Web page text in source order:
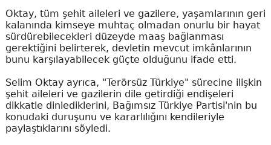
Oktay, tüm şehit aileleri ve gazilere, yaşamlarının geri
kalanında kimseye muhtaç olmadan onurlu bir hayat
sürdürebilecekleri düzeyde maaş bağlanması
gerektiğini belirterek, devletin mevcut imkânlarının
bunu karşılayabilecek güçte olduğunu ifade etti.
Selim Oktay ayrıca, "Terörsüz Türkiye" sürecine ilişkin
şehit aileleri ve gazilerin dile getirdiği endişeleri
dikkatle dinlediklerini, Bağımsız Türkiye Partisi'nin bu
konudaki duruşunu ve kararlılığını kendileriyle
paylaştıklarını söyledi.